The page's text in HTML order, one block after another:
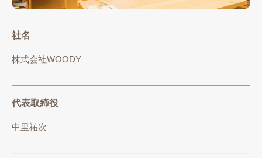
社名
株式会社WOODY
代表取締役
中里祐次